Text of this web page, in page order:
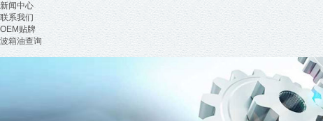
新闻中心
联系我们
OEM贴牌
波箱油查询